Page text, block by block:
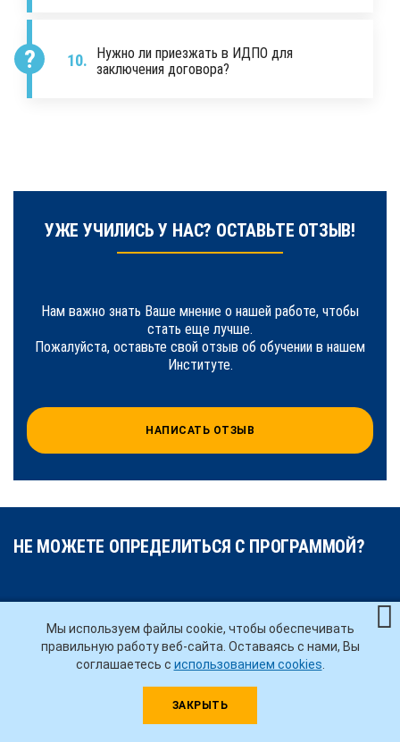
Нужно ли приезжать в ИДПО для
заключения договора?
УЖЕ УЧИЛИСЬ У НАС? ОСТАВЬТЕ ОТЗЫВ!
Нам важно знать Ваше мнение о нашей работе, чтобы
стать еще лучше.
Пожалуйста, оставьте свой отзыв об обучении в нашем
Институте.
НАПИСАТЬ ОТЗЫВ
НЕ МОЖЕТЕ ОПРЕДЕЛИТЬСЯ С ПРОГРАММОЙ?
Просто оставьте заявку на консультацию. С вами свяжется
специалист учебно-методического отдела и поможет выбрать
требуемую программу и формат обучения. Это бесплатно
Мы используем файлы cookie, чтобы обеспечивать
правильную работу веб-сайта. Оставаясь с нами, Вы
соглашаетесь с использованием cookies
ЗАКРЫТЬ